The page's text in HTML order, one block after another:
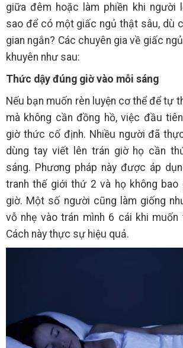
giữa đêm hoặc làm phiền khi người
sao để có một giấc ngủ thật sâu, dù
gian ngắn? Các chuyên gia về giấc
khuyên như sau:
Thức dậy đúng giờ vào mỗi sáng
Nếu bạn muốn rèn luyện cơ thể để tự
mà không cần đồng hồ, việc đầu
giờ thức cố định. Nhiều người đã
dùng tay viết lên trán giờ họ cần
sáng. Phương pháp này được áp
tranh thế giới thứ 2 và họ không
giờ. Một số người cũng làm giống
vỗ nhẹ vào trán mình 6 cái khi
Cách này thực sự hiệu quả.